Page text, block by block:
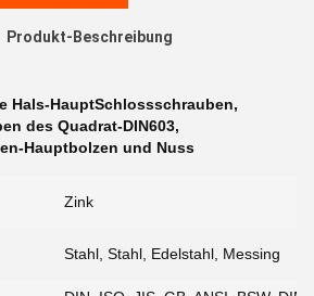
Produkt-Beschreibung
Hals-HauptSchlossschrauben,
des Quadrat-DIN603,
Hauptbolzen und Nuss
Zink
Stahl, Stahl, Edelstahl, Messing